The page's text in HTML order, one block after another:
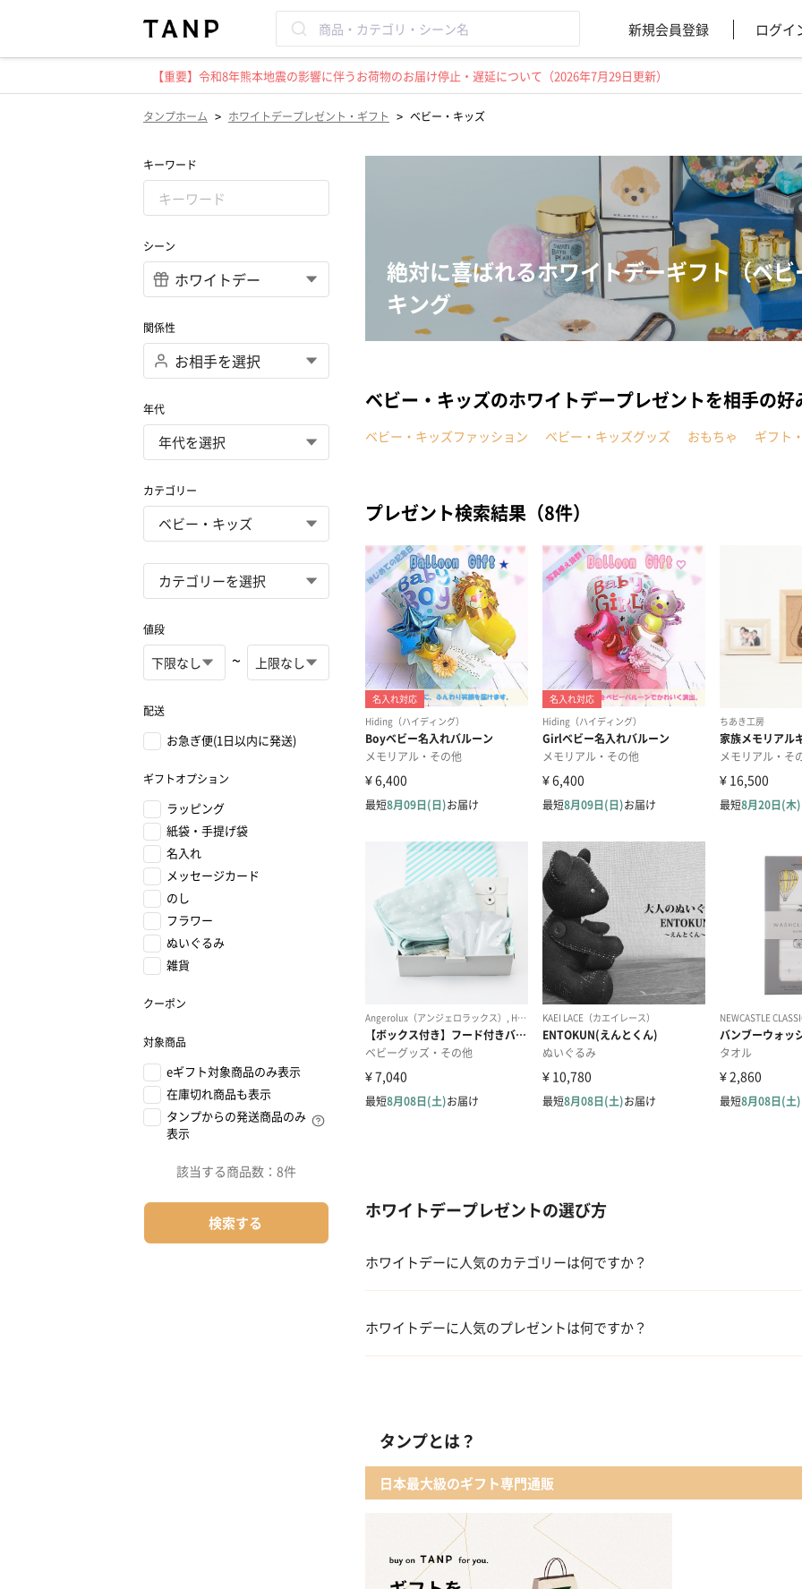
新規会員登録 ログイ
【重要】令和8年熊本地震の影響に伴うお荷物のお届け停止・遅延について（2026年7月29日更新）
タンプホーム > ホワイトデープレゼント・ギフト > ベビー・キッズ
キーワード
シーン
関係性
年代
カテゴリー
値段
~
配送
お急ぎ便(1日以内に発送)
ギフトオプション
ラッピング
紙袋・手提げ袋
名入れ
メッセージカード
のし
フラワー
ぬいぐるみ
雑貨
クーポン
対象商品
eギフト対象商品のみ表示
在庫切れ商品も表示
タンプからの発送商品のみ
表示
該当する商品数： 8件
検索する
絶対に喜ばれるホワイトデーギフト（ベ
キング
ベビー・キッズのホワイトデープレゼントを相手の
ベビー・キッズファッション ベビー・キッズグッズ おもちゃ ギフト
プレゼント検索結果（8件）
ホワイトデープレゼントの選び方
ホワイトデーに人気のカテゴリーは何ですか？
02 メイクアップ
05 レディースアクセサリー
ホワイトデーに人気のプレゼントは何ですか？
03 WEEKBOOK【温泉を超えた入浴剤】
04 テディベア&誕生石オープンハート
05【名入れギフト】toilette(トワレ)
タンプとは？
日本最大級のギフト専門通販